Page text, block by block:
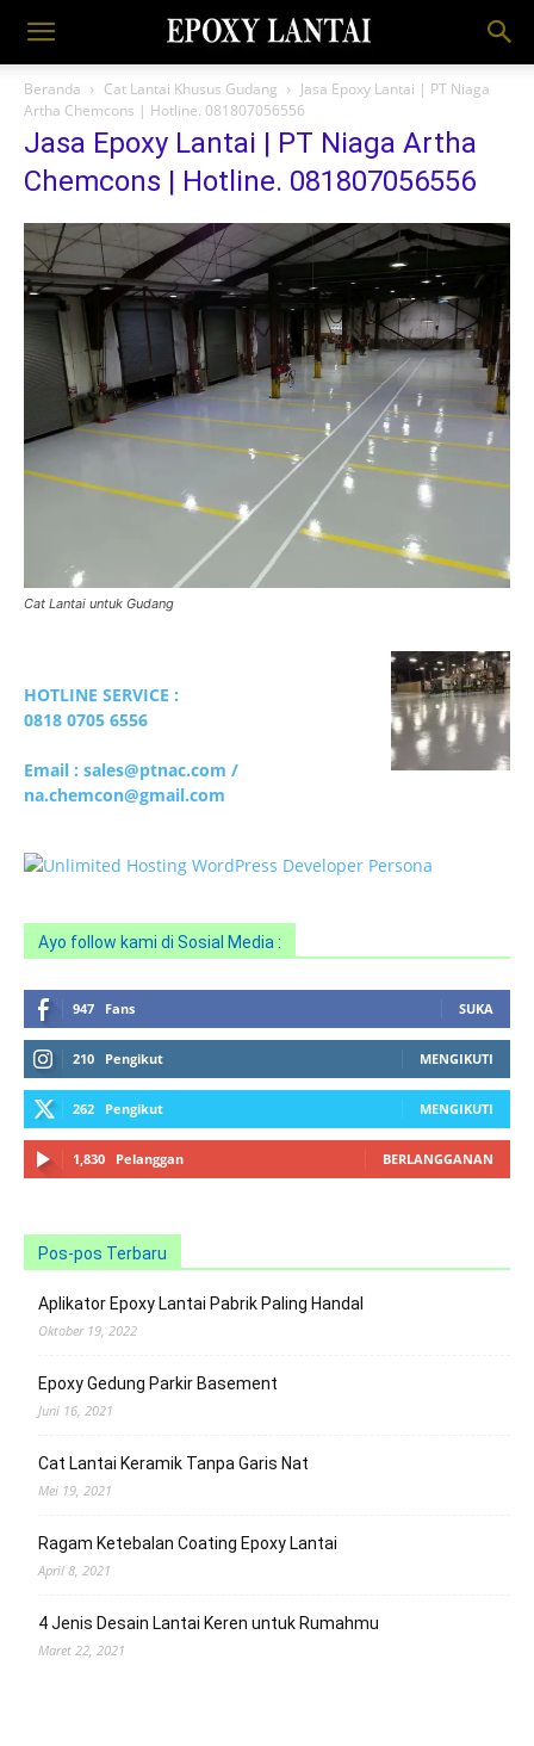
Beranda Cat Lantai Khusus Gudang
Jasa Epoxy Lantai | PT Niaga
Artha Chemcons | Hotline. 081807056556
Jasa Epoxy Lantai | PT Niaga Artha
Chemcons | Hotline. 081807056556
Cat Lantai untuk Gudang
Ayo follow kami di Sosial Media :
947 Fans SUKA
210 Pengikut MENGIKUTI
262 Pengikut MENGIKUTI
1,830 Pelanggan BERLANGGANAN
Pos-pos Terbaru
Aplikator Epoxy Lantai Pabrik Paling Handal
Oktober 19, 2022
Epoxy Gedung Parkir Basement
Juni 16, 2021
Cat Lantai Keramik Tanpa Garis Nat
Mei 19, 2021
Ragam Ketebalan Coating Epoxy Lantai
April 8, 2021
4 Jenis Desain Lantai Keren untuk Rumahmu
Maret 22, 2021